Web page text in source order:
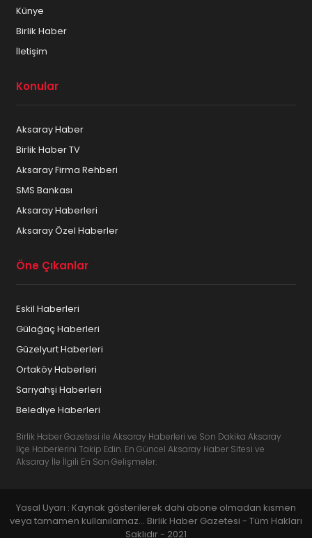
Künye
Birlik Haber
İletişim
Konular
Aksaray Haber
Birlik Haber TV
Aksaray Firma Rehberi
SMS Bankası
Aksaray Haberleri
Aksaray Özel Haberler
Öne Çıkanlar
Eskil Haberleri
Gülağaç Haberleri
Güzelyurt Haberleri
Ortaköy Haberleri
Sarıyahşi Haberleri
Belediye Haberleri
Birlik Haber Gazetesi ile Aksaray Haberleri ve Son Dakika Aksaray
İlçe Haberlerini Takip Edin. En Güncel Aksaray Haber Sitesi ve
Aksaray İle İlgili En Son Gelişmeler.
Yasal Uyarı : Kaynak gösterilerek dahi abone olmadan kısmen
veya tamamen kullanılamaz... Birlik Haber Gazetesi - Tüm Hakları
Saklıdır - 2021